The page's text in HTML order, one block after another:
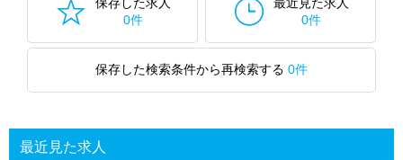
0件
0件
保存した検索条件から再検索する 0件
最近見た求人